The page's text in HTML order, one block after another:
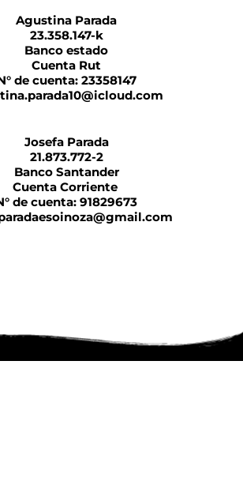
Agustina Parada
23.358.147-k
Banco estado
Cuenta Rut
de cuenta: 23358147
Josefa Parada
21.873.772-2
Banco Santander
Cuenta Corriente
de cuenta: 91829673